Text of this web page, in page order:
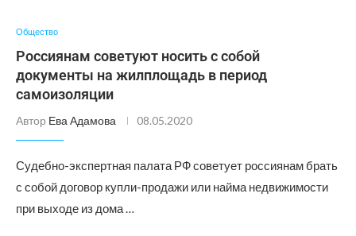
Общество
Россиянам советуют носить с собой
документы на жилплощадь в период
самоизоляции
Автор Ева Адамова 08.05.2020
Судебно-экспертная палата РФ советует россиянам брать
с собой договор купли-продажи или найма недвижимости
при выходе из дома …